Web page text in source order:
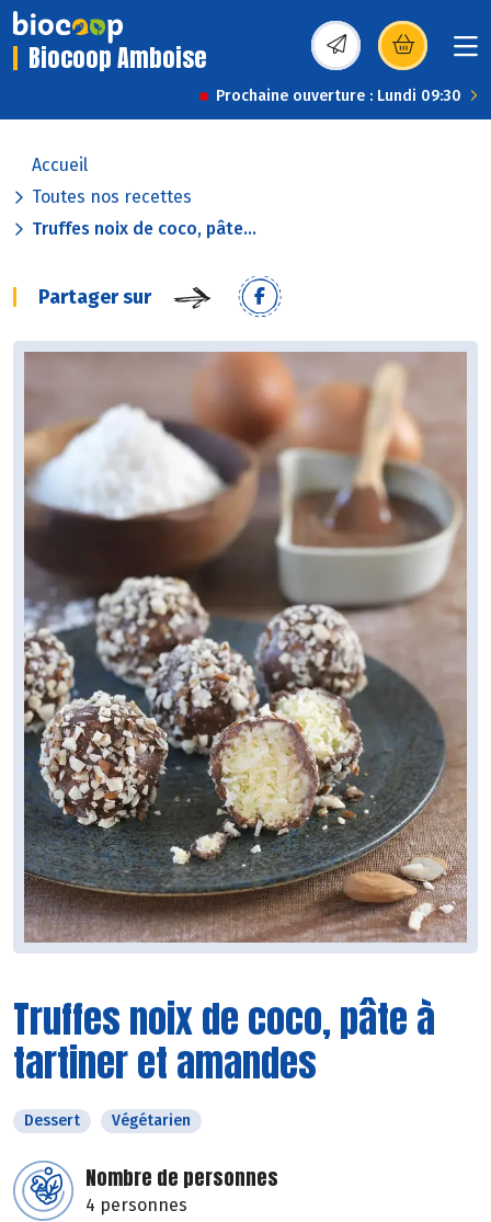
Biocoop Amboise (s’ouvre dans une
Prochaine ouverture : Lundi 09:30
Accueil
Toutes nos recettes
Truffes noix de coco, pâte...
Partager sur
Truffes noix de coco, pâte à
tartiner et amandes
Dessert Végétarien
Nombre de personnes
4 personnes